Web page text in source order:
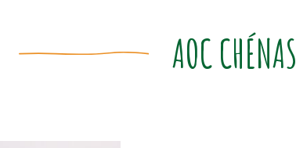
AOC CHÉNAS